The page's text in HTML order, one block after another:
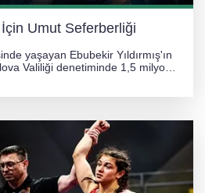
Umut Seferberliği
yaşayan Ebubekir Yıldırmış'ın
Valiliği denetiminde 1,5 milyon